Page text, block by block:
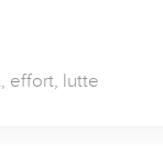
effort, lutte